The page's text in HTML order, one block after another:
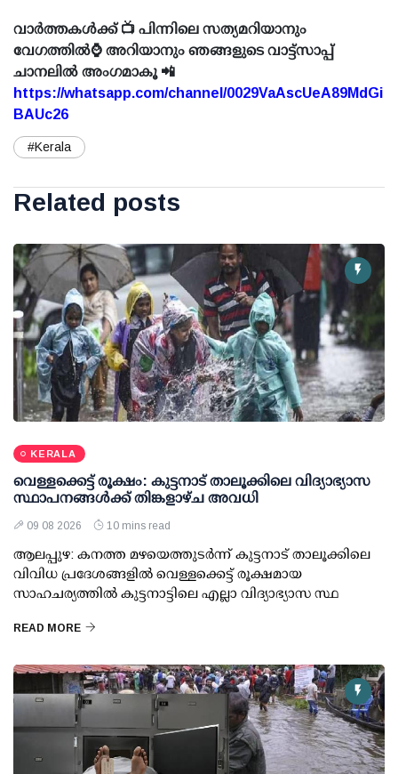
വാർത്തകൾക്ക് 📺 പിന്നിലെ സത്യമറിയാനും
വേഗത്തിൽ⌚ അറിയാനും ഞങ്ങളുടെ വാട്ട്സാപ്പ്
ചാനലിൽ അംഗമാകൂ 📲
https://whatsapp.com/channel/0029VaAscUeA89MdGi
BAUc26
#Kerala
Related posts
KERALA
വെള്ളക്കെട്ട് രൂക്ഷം: കുട്ടനാട് താലൂക്കിലെ വിദ്യാഭ്യാസ
സ്ഥാപനങ്ങള്‍ക്ക് തിങ്കളാഴ്ച അവധി
09 08 2026 10 mins read
ആലപ്പുഴ: കനത്ത മഴയെത്തുടര്‍ന്ന് കുട്ടനാട് താലൂക്കിലെ
വിവിധ പ്രദേശങ്ങളില്‍ വെള്ളക്കെട്ട് രൂക്ഷമായ
സാഹചര്യത്തില്‍ കുട്ടനാട്ടിലെ എല്ലാ വിദ്യാഭ്യാസ സ്ഥ
READ MORE